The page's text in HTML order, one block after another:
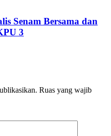
Senam Bersama dan
3
Ruas yang wajib